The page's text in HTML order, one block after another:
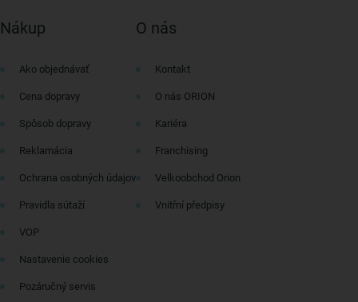
Nákup
Ako objednávať
Cena dopravy
Spôsob dopravy
Reklamácia
Ochrana osobných údajov
Pravidla sútaží
VOP
Nastavenie cookies
Pozáručný servis
O nás
Kontakt
O nás ORION
Kariéra
Franchising
Velkoobchod Orion
Vnitřní předpisy